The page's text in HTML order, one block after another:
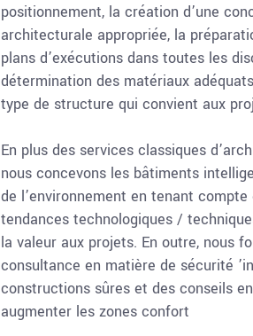
positionnement, la création d’une
architecturale appropriée, la
plans d’exécutions dans toutes les
détermination des matériaux
type de structure qui convient aux
En plus des services classiques
nous concevons les bâtiments
de l’environnement en tenant compte
tendances technologiques /
la valeur aux projets. En outre, nous
consultance en matière de sécurité
constructions sûres et des conseils
augmenter les zones confort